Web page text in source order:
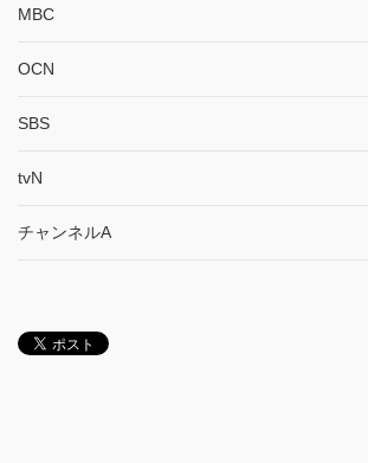
MBC
OCN
SBS
tvN
チャンネルA